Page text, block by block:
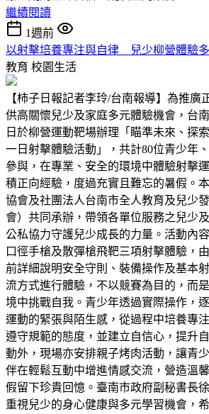
繼續閱讀
1週前
以射擊培養專注與自律 兒少柳營體驗
教育 校園生活
【柿子日報記者李玲/台南報導】為推廣
供高關懷兒少及家庭多元體驗機會，台
日於柳營運動靶場辦理「瞄準未來、探
一日射擊體驗活動」，共計80位青少年
參與，在專業、安全的環境中體驗射擊
積正向經驗，度過充實且難忘的暑假。
協會及社團法人台南市全人教育及兒少
會）共同承辦，帶領各單位服務之兒少
公私協力守護兒少成長的力量。活動內
口徑手槍及散彈槍飛靶三項射擊體驗，
前詳細說明安全守則、裝備操作及基本
流方式進行體驗，不以競賽為目的，而
境中挑戰自我。青少年透過實際操作，
運動的緊張與陌生感，從過程中培養專
遵守規範的態度，並建立自信心，提升
動外，現場亦安排親子烤肉活動，讓青
伴在輕鬆互動中增進情感交流，營造溫
假留下珍貴回憶。臺南市政府副秘書長
重視兒少的身心健康與多元學習機會，